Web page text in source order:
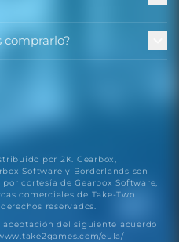
comprarlo?
por 2K. Gearbox,
Software y Borderlands son
cortesía de Gearbox Software,
comerciales de Take-Two
reservados.
del siguiente acuerdo
eula/